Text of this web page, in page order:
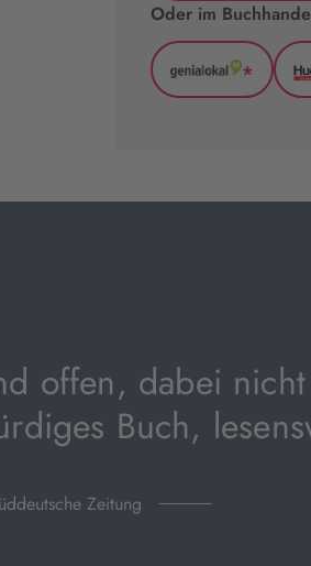
Oder im
geöffnet)
*
offen, dabei
Buch,
Zeitung